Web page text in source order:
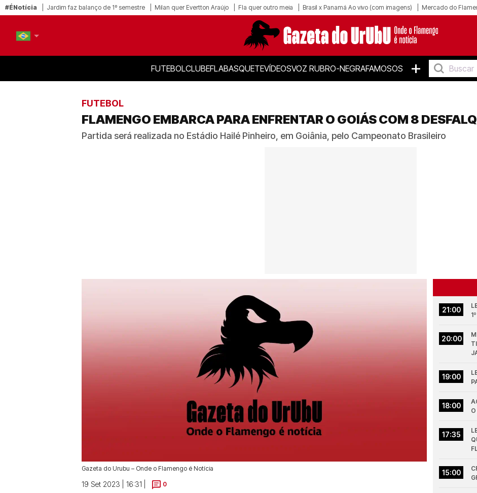
#ÉNotícia Jardim faz balanço de 1º semestre Milan quer Evertton Araújo Fla quer outro meia Brasil x Panamá Ao vivo (com imagens) Mercado do
FUTEBOLCLUBEFLABASQUETEVÍDEOSVOZ RUBRO-NEGRAFAMOSOS +
FUTEBOL
FLAMENGO EMBARCA PARA ENFRENTAR O GOIÁS COM 8
Partida será realizada no Estádio Hailé Pinheiro, em Goiânia, pelo Campeonato Brasileiro
Gazeta do Urubu – Onde o Flamengo é Notícia
19 Set 2023 | 16:31 | 0
21:00
20:00
19:00
18:00
17:35
15:00